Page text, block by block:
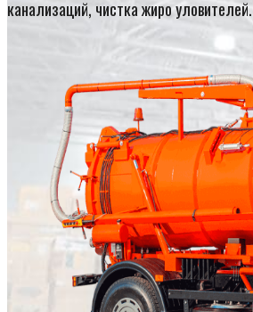
канализаций, чистка жиро уловителей.